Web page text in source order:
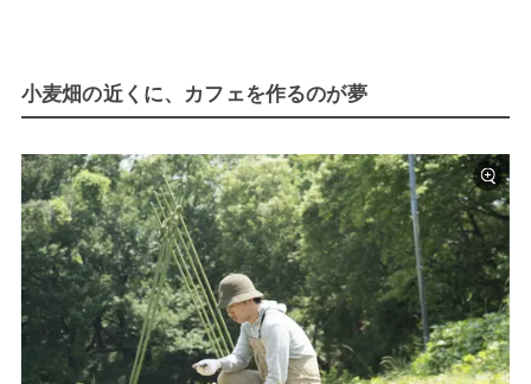
小麦畑の近くに、カフェを作るのが夢